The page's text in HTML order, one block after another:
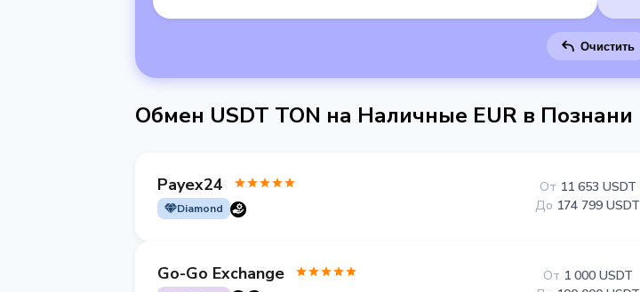
Очистить
Обмен USDT TON на Наличные EUR в Познани
Payex24
Diamond
От 11 653 USDT
До 174 799 USDT
Go-Go Exchange От 1 000 USDT